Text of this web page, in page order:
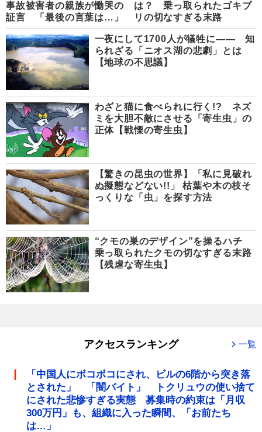
事故被害者の親族が慟哭の
証言 「最後の言葉は…」
は？ 乗っ取られたゴキブ
リの切なすぎる末路
一夜にして1700人が犠牲に―― 知
られざる「ニオス湖の悲劇」とは
【地球の不思議】
わざと猫に食べられに行く!? ネズ
ミを大胆不敵にさせる「寄生虫」の
正体【戦慄の寄生虫】
【驚きの昆虫の世界】「私に見破れ
ぬ擬態などない!!」 枯葉や木の枝そ
っくりな「虫」を探す方法
“クモの巣のデザイン”を操るハチ
乗っ取られたクモの切なすぎる末路
【残虐な寄生虫】
アクセスランキング 一覧
「中国人にボコボコにされ、ビルの6階から突き落
とされた」 「闇バイト」 トクリュウの使い捨て
にされた悲惨すぎる実態 募集時の約束は「月収
300万円」も、組織に入った瞬間、「お前たち
は…」